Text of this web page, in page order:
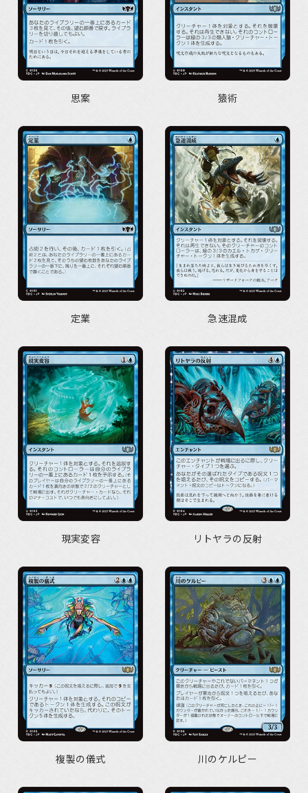
思案 猿術
定業 急速混成
現実変容 リトヤラの反射
複製の儀式 川のケルピー